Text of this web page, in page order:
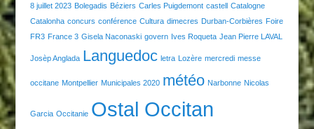
8 juillet 2023 Bolegadis Béziers Carles Puigdemont castell Catalogne
Catalonha concurs conférence Cultura dimecres Durban-Corbières Foire
FR3 France 3 Gisela Naconaski govern Ives Roqueta Jean Pierre LAVAL
Josèp Anglada Languedoc letra Lozère mercredi messe
occitane Montpellier Municipales 2020 météo Narbonne Nicolas
Garcia Occitanie Ostal Occitan